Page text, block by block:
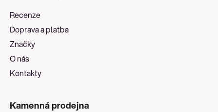
Recenze
Doprava a platba
Značky
O nás
Kontakty
Kamenná prodejna